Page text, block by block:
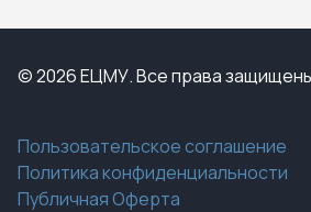
© 2026 ЕЦМУ. Все права
Пользовательское соглашение
Политика конфиденциальности
Публичная Оферта